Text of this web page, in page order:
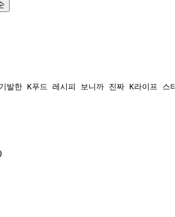
발한 K푸드 레시피 보니까 진짜 K라이프